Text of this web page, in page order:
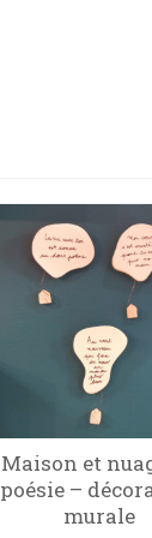
Maison et
poésie –
murale